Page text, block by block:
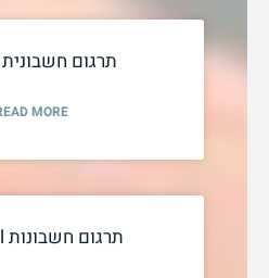
תרגום
MORE »
תרגום חשבונות Utility bill